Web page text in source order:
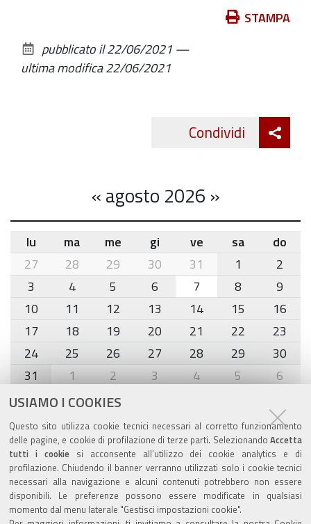
USIAMO I COOKIES
Questo sito utilizza cookie tecnici necessari al corretto funzionamento
delle pagine, e cookie di profilazione di terze parti. Selezionando Accetta
tutti i cookiesi acconsente all’utilizzo dei cookie analytics e di
profilazione. Chiudendo il banner verranno utilizzati solo i cookie tecnici
necessari alla navigazione e alcuni contenuti potrebbero non essere
disponibili. Le preferenze possono essere modificate in qualsiasi
momento dal menu laterale "Gestisci impostazioni cookie".
documento
STAMPA
pubblicato il22/06/2021 —
ultima modifica22/06/2021
Condividi
«agosto 2026 »
month-
8
lu ma me gi ve sa
do
27
28 29 30 31 1
2
3
4 5 6 7 8
9
10
11 12 13 14 15
16
17
18 19 20 21 22
23
24
25 26 27 28 29
30
31
1 2 3 4 5 6
Agenda eventi
torna alla sezione
Valuta questo sito